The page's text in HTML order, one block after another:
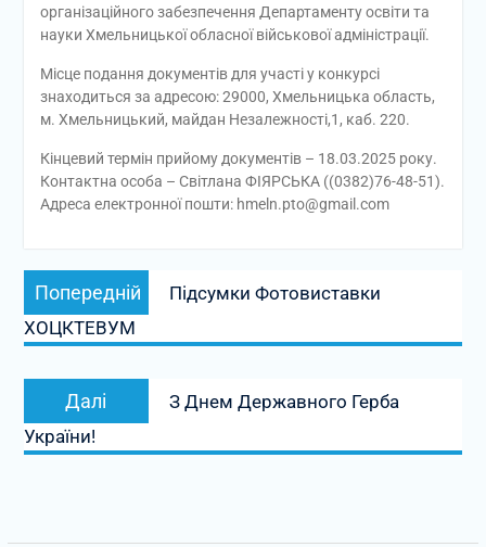
організаційного забезпечення Департаменту освіти та
науки Хмельницької обласної військової адміністрації.
Місце подання документів для участі у конкурсі
знаходиться за адресою: 29000, Хмельницька область,
м. Хмельницький, майдан Незалежності,1, каб. 220.
Кінцевий термін прийому документів – 18.03.2025 року.
Контактна особа – Світлана ФІЯРСЬКА ((0382)76-48-51).
Адреса електронної пошти: hmeln.pto@gmail.com
Навігація
записів
Попередній
Попередній
запис:
Підсумки Фотовиставки
ХОЦКТЕВУМ
Далі
запис:
З Днем Державного Герба
України!